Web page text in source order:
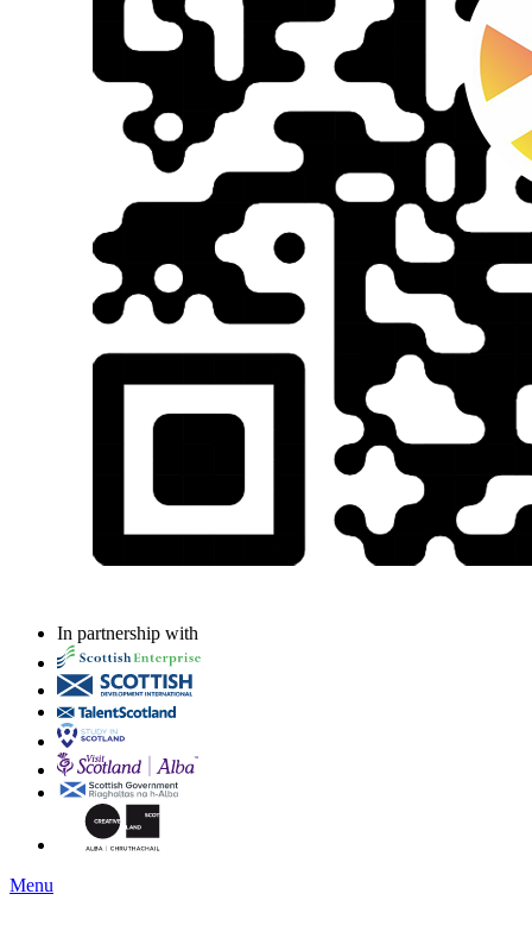
In partnership with
Menu